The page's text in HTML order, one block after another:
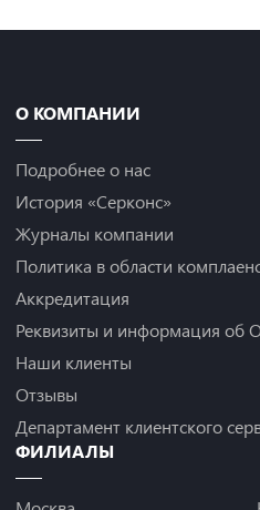
О КОМПАНИИ
Подробнее о нас
История «Серконс»
Журналы компании
Политика в области
Аккредитация
Реквизиты и информация об
Наши клиенты
Отзывы
Департамент клиентского
ФИЛИАЛЫ